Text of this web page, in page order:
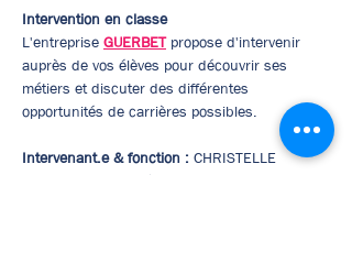
Intervention en classe
L'entreprise GUERBET propose d'intervenir
auprès de vos élèves pour découvrir ses
métiers et discuter des différentes
opportunités de carrières possibles.
Intervenant.e & fonction : CHRISTELLE
LAVENANT - Chargée de mission Ressources